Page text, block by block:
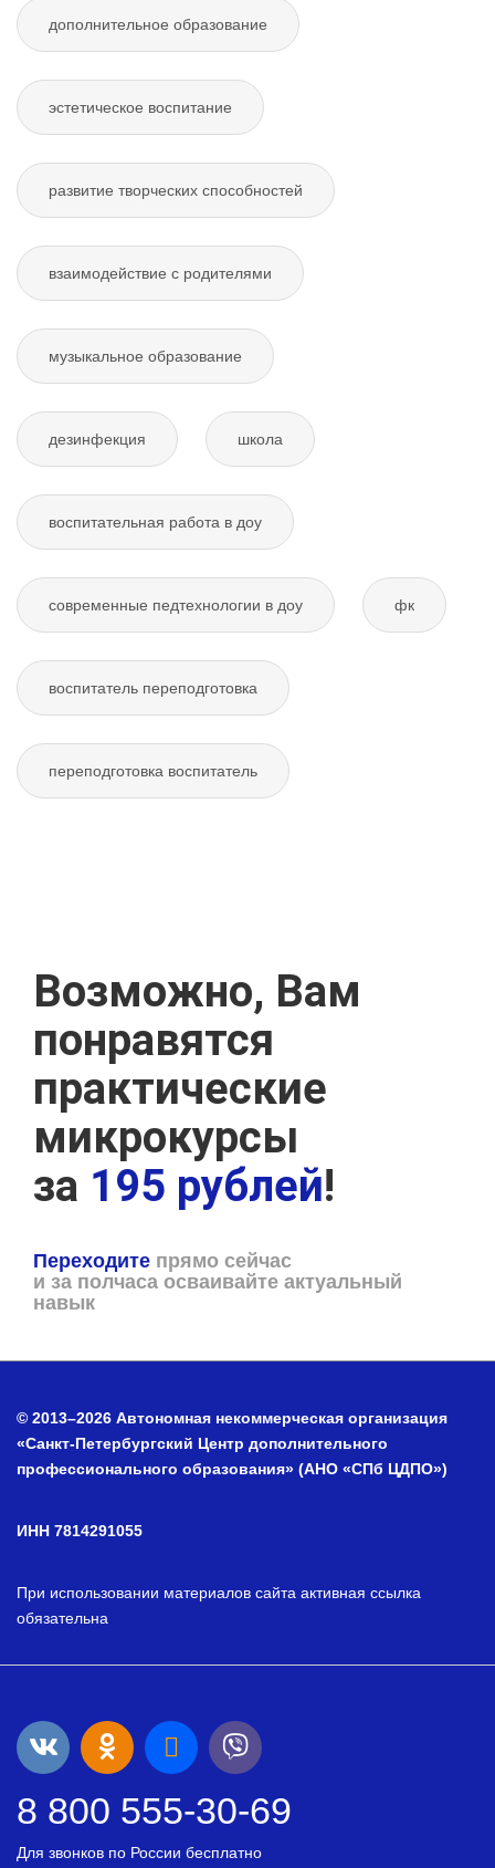
дополнительное образование
эстетическое воспитание
развитие творческих способностей
взаимодействие с родителями
музыкальное образование
дезинфекция школа
воспитательная работа в доу
современные педтехнологии в доу фк
воспитатель переподготовка
переподготовка воспитатель
Возможно, Вам
понравятся
практические
микрокурсы
за 195 рублей!
Переходите прямо сейчас
и за полчаса осваивайте актуальный
навык
© 2013–2026 Автономная некоммерческая организация
«Санкт-Петербургский Центр дополнительного
профессионального образования» (АНО «СПб ЦДПО»)
ИНН 7814291055
При использовании материалов сайта активная ссылка
обязательна
8 800 555-30-69
Для звонков по России бесплатно